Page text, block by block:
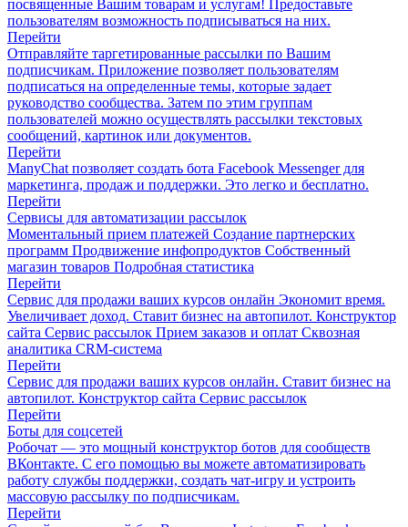
посвященные Вашим товарам и услугам! Предоставьте
пользователям возможность подписываться на них.
Перейти
Отправляйте таргетированные рассылки по Вашим
подписчикам. Приложение позволяет пользователям
подписаться на определенные темы, которые задает
руководство сообщества. Затем по этим группам
пользователей можно осуществлять рассылки текстовых
сообщений, картинок или документов.
Перейти
ManyChat позволяет создать бота Facebook Messenger для
маркетинга, продаж и поддержки. Это легко и бесплатно.
Перейти
Сервисы для автоматизации рассылок
Моментальный прием платежей Создание партнерских
программ Продвижение инфопродуктов Собственный
магазин товаров Подробная статистика
Перейти
Сервис для продажи ваших курсов онлайн Экономит время.
Увеличивает доход. Ставит бизнес на автопилот. Конструктор
сайта Сервис рассылок Прием заказов и оплат Сквозная
аналитика CRM-система
Перейти
Сервис для продажи ваших курсов онлайн. Ставит бизнес на
автопилот. Конструктор сайта Сервис рассылок
Перейти
Боты для соцсетей
Робочат — это мощный конструктор ботов для сообществ
ВКонтакте. С его помощью вы можете автоматизировать
работу службы поддержки, создать чат-игру и устроить
массовую рассылку по подписчикам.
Перейти